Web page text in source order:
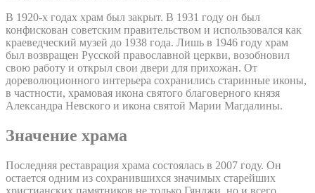
В 1920-х годах храм был закрыт. В 1931 году он был
конфискован советским правительством и использовался как
краеведческий музей до 1938 года. Лишь в 1946 году храм
был возвращен Русской православной церкви, возобновил
свою работу и открыл свои двери для прихожан. От
дореволюционного интерьера сохранились старинные иконы,
в частности, храмовая икона святого благоверного князя
Александра Невского и икона святой Марии Магдалины.
Значение храма
Последняя реставрация храма состоялась в 2007 году. Он
остается одним из сохранившихся значимых старейших
христианских памятников не только Гянджи, но и всего